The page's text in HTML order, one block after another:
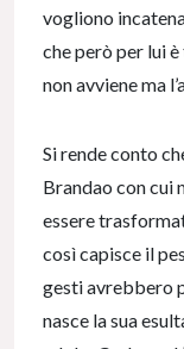
vogliono
che però per lui
non avviene ma
Si rende conto
Brandao con cui
essere
così capisce il
gesti avrebbero
nasce la sua